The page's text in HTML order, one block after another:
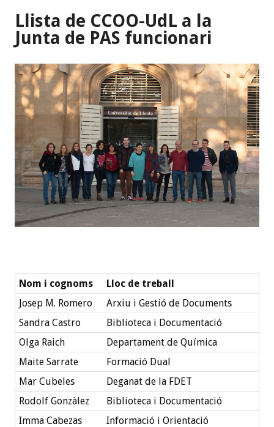
Llista de CCOO-UdL a la
Junta de PAS funcionari
Nom i cognoms
Lloc de treball
Josep M. Romero
Arxiu i Gestió de Documents
Sandra Castro
Biblioteca i Documentació
Olga Raich
Departament de Química
Maite Sarrate
Formació Dual
Mar Cubeles
Deganat de la FDET
Rodolf Gonzàlez
Biblioteca i Documentació
Imma Cabezas
Informació i Orientació